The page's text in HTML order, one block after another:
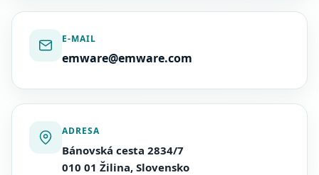
E-MAIL
emware@emware.com
ADRESA
Bánovská cesta 2834/7
010 01 Žilina, Slovensko